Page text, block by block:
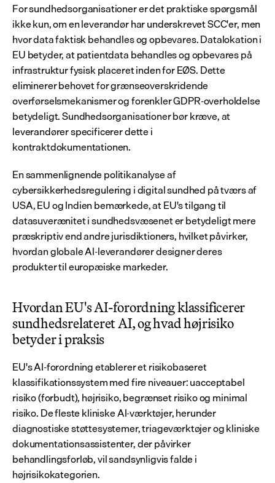
For sundhedsorganisationer er det praktiske spørgsmål
ikke kun, om en leverandør har underskrevet SCC'er, men
hvor data faktisk behandles og opbevares. Datalokation i
EU betyder, at patientdata behandles og opbevares på
infrastruktur fysisk placeret inden for EØS. Dette
eliminerer behovet for grænseoverskridende
overførselsmekanismer og forenkler GDPR-overholdelse
betydeligt. Sundhedsorganisationer bør kræve, at
leverandører specificerer dette i
kontraktdokumentationen.
En sammenlignende politikanalyse af
cybersikkerhedsregulering i digital sundhed på tværs af
USA, EU og Indien bemærkede, at EU's tilgang til
datasuverænitet i sundhedsvæsenet er betydeligt mere
præskriptiv end andre jurisdiktioners, hvilket påvirker,
hvordan globale AI-leverandører designer deres
produkter til europæiske markeder.
Hvordan EU's AI-forordning klassificerer
sundhedsrelateret AI, og hvad højrisiko
betyder i praksis
EU's AI-forordning etablerer et risikobaseret
klassifikationssystem med fire niveauer: uacceptabel
risiko (forbudt), højrisiko, begrænset risiko og minimal
risiko. De fleste kliniske AI-værktøjer, herunder
diagnostiske støttesystemer, triageværktøjer og kliniske
dokumentationsassistenter, der påvirker
behandlingsforløb, vil sandsynligvis falde i
højrisikokategorien.